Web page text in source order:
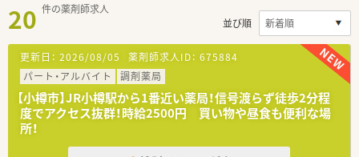
20 件の薬剤師求人
並び順
更新日： 2026/08/05 薬剤師求人ID： 675884
パート・アルバイト
調剤薬局
【小樽市】JR小樽駅から1番近い薬局！信号渡らず徒歩2分程
度でアクセス抜群！時給2500円 買い物や昼食も便利な場
所！